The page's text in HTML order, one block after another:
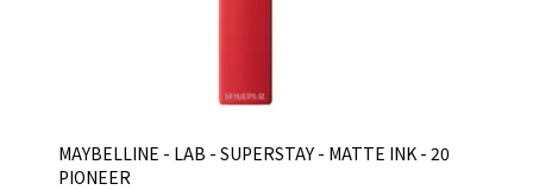
MAYBELLINE - LAB - SUPERSTAY - MATTE INK - 20
PIONEER